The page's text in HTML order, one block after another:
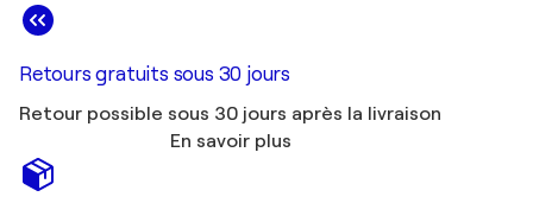
Retours gratuits sous 30 jours
Retour possible sous 30 jours après la livraison
En savoir plus